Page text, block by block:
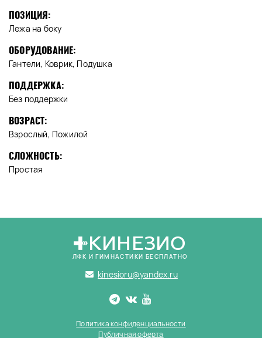
ПОЗИЦИЯ:
Лежа на боку
ОБОРУДОВАНИЕ:
Гантели, Коврик, Подушка
ПОДДЕРЖКА:
Без поддержки
ВОЗРАСТ:
Взрослый, Пожилой
СЛОЖНОСТЬ:
Простая
КИНЕЗИО
ЛФК И ГИМНАСТИКИ БЕСПЛАТНО
kinesioru@yandex.ru
Политика конфиденциальности
Публичная оферта